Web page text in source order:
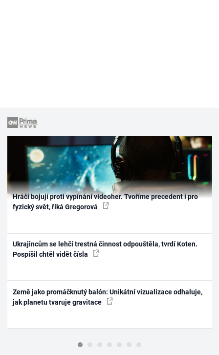
Hráči bojují proti vypínání videoher. Tvoříme precedent i pro
fyzický svět, říká Gregorová
Ukrajincům se lehčí trestná činnost odpouštěla, tvrdí Koten.
Pospíšil chtěl vidět čísla
Země jako promáčknutý balón: Unikátní vizualizace odhaluje,
jak planetu tvaruje gravitace